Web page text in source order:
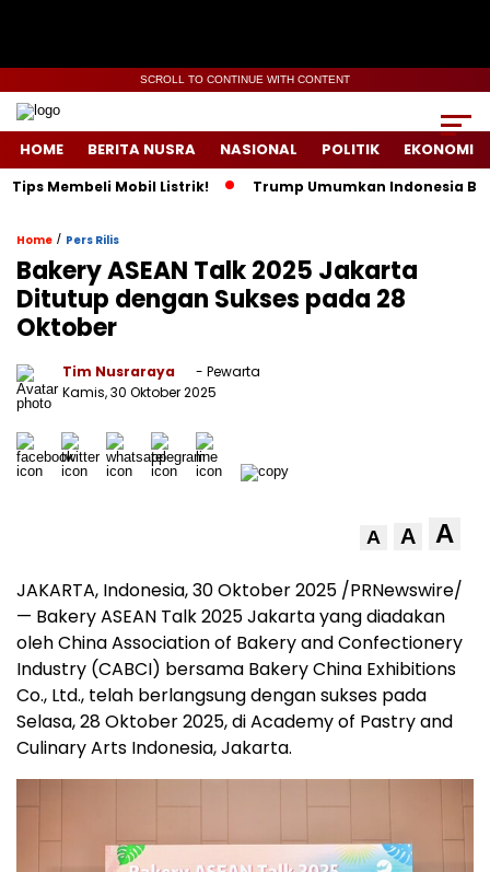
SCROLL TO CONTINUE WITH CONTENT
HOME BERITA NUSRA NASIONAL POLITIK EKONOMI
Mobil Listrik! Trump Umumkan Indonesia Beli
Home / Pers Rilis
Bakery ASEAN Talk 2025 Jakarta
Ditutup dengan Sukses pada 28
Oktober
Tim Nusraraya
- Pewarta
Kamis, 30 Oktober 2025
A A A
JAKARTA, Indonesia, 30 Oktober 2025 /PRNewswire/
— Bakery ASEAN Talk 2025 Jakarta yang diadakan
oleh China Association of Bakery and Confectionery
Industry (CABCI) bersama Bakery China Exhibitions
Co., Ltd., telah berlangsung dengan sukses pada
Selasa, 28 Oktober 2025, di Academy of Pastry and
Culinary Arts Indonesia,Jakarta.